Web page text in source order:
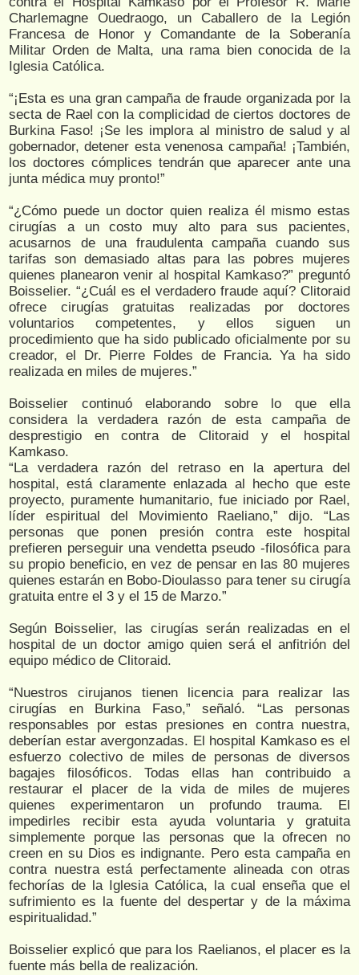
Charlemagne Ouedraogo, un Caballero de la Legión
Francesa de Honor y Comandante de la Soberanía
Militar Orden de Malta, una rama bien conocida de la
Iglesia Católica.
“¡Esta es una gran campaña de fraude organizada por la
secta de Rael con la complicidad de ciertos doctores de
Burkina Faso! ¡Se les implora al ministro de salud y al
gobernador, detener esta venenosa campaña! ¡También,
los doctores cómplices tendrán que aparecer ante una
junta médica muy pronto!”
“¿Cómo puede un doctor quien realiza él mismo estas
cirugías a un costo muy alto para sus pacientes,
acusarnos de una fraudulenta campaña cuando sus
tarifas son demasiado altas para las pobres mujeres
quienes planearon venir al hospital Kamkaso?” preguntó
Boisselier. “¿Cuál es el verdadero fraude aquí? Clitoraid
ofrece cirugías gratuitas realizadas por doctores
voluntarios competentes, y ellos siguen un
procedimiento que ha sido publicado oficialmente por su
creador, el Dr. Pierre Foldes de Francia. Ya ha sido
realizada en miles de mujeres.”
Boisselier continuó elaborando sobre lo que ella
considera la verdadera razón de esta campaña de
desprestigio en contra de Clitoraid y el hospital
Kamkaso.
“La verdadera razón del retraso en la apertura del
hospital, está claramente enlazada al hecho que este
proyecto, puramente humanitario, fue iniciado por Rael,
líder espiritual del Movimiento Raeliano,” dijo. “Las
personas que ponen presión contra este hospital
prefieren perseguir una vendetta pseudo -filosófica para
su propio beneficio, en vez de pensar en las 80 mujeres
quienes estarán en Bobo-Dioulasso para tener su cirugía
gratuita entre el 3 y el 15 de Marzo.”
Según Boisselier, las cirugías serán realizadas en el
hospital de un doctor amigo quien será el anfitrión del
equipo médico de Clitoraid.
“Nuestros cirujanos tienen licencia para realizar las
cirugías en Burkina Faso,” señaló. “Las personas
responsables por estas presiones en contra nuestra,
deberían estar avergonzadas. El hospital Kamkaso es el
esfuerzo colectivo de miles de personas de diversos
bagajes filosóficos. Todas ellas han contribuido a
restaurar el placer de la vida de miles de mujeres
quienes experimentaron un profundo trauma. El
impedirles recibir esta ayuda voluntaria y gratuita
simplemente porque las personas que la ofrecen no
creen en su Dios es indignante. Pero esta campaña en
contra nuestra está perfectamente alineada con otras
fechorías de la Iglesia Católica, la cual enseña que el
sufrimiento es la fuente del despertar y de la máxima
espiritualidad.”
Boisselier explicó que para los Raelianos, el placer es la
fuente más bella de realización.